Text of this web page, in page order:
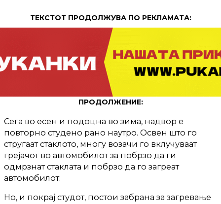
ТЕКСТОТ ПРОДОЛЖУВА ПО РЕКЛАМАТА:
ПРОДОЛЖЕНИЕ:
Сега во есен и подоцна во зима, надвор е
повторно студено рано наутро. Освен што го
стругаат стаклото, многу возачи го вклучуваат
грејачот во автомобилот за побрзо да ги
одмрзнат стаклата и побрзо да го загреат
автомобилот.
Но, и покрај студот, постои забрана за загревање